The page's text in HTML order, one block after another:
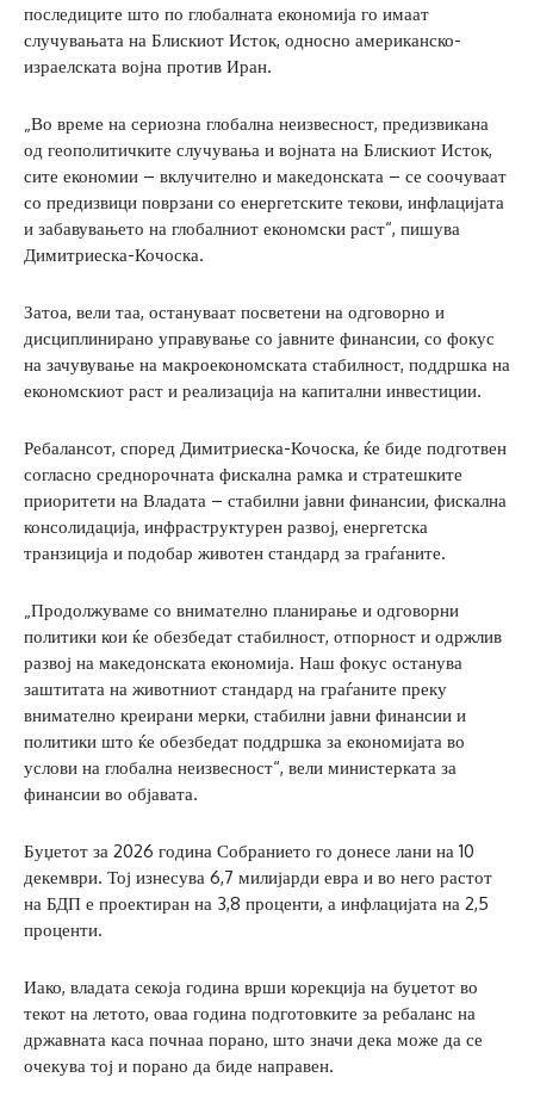
последиците што по глобалната економија го имаат
случувањата на Блискиот Исток, односно американско-
израелската војна против Иран.
„Во време на сериозна глобална неизвесност, предизвикана
од геополитичките случувања и војната на Блискиот Исток,
сите економии – вклучително и македонската – се соочуваат
со предизвици поврзани со енергетските текови, инфлацијата
и забавувањето на глобалниот економски раст“, пишува
Димитриеска-Кочоска.
Затоа, вели таа, остануваат посветени на одговорно и
дисциплинирано управување со јавните финансии, со фокус
на зачувување на макроекономската стабилност, поддршка на
економскиот раст и реализација на капитални инвестиции.
Ребалансот, според Димитриеска-Кочоска, ќе биде подготвен
согласно среднорочната фискална рамка и стратешките
приоритети на Владата – стабилни јавни финансии, фискална
консолидација, инфраструктурен развој, енергетска
транзиција и подобар животен стандард за граѓаните.
„Продолжуваме со внимателно планирање и одговорни
политики кои ќе обезбедат стабилност, отпорност и одржлив
развој на македонската економија. Наш фокус останува
заштитата на животниот стандард на граѓаните преку
внимателно креирани мерки, стабилни јавни финансии и
политики што ќе обезбедат поддршка за економијата во
услови на глобална неизвесност“, вели министерката за
финансии во објавата.
Буџетот за 2026 година Собранието го донесе лани на 10
декември. Тој изнесува 6,7 милијарди евра и во него растот
на БДП е проектиран на 3,8 проценти, а инфлацијата на 2,5
проценти.
Иако, владата секоја година врши корекција на буџетот во
текот на летото, оваа година подготовките за ребаланс на
државната каса почнаа порано, што значи дека може да се
очекува тој и порано да биде направен.